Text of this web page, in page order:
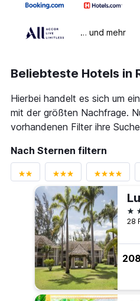
… und mehr
Beliebteste Hotels in
Hierbei handelt es sich um
mit der größten Nachfrage.
vorhandenen Filter ihre
Nach Sternen filtern
5